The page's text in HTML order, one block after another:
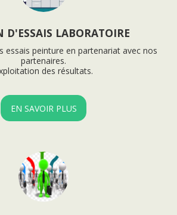
D'ESSAIS LABORATOIRE
essais peinture en partenariat avec nos
partenaires.
des résultats.
EN SAVOIR PLUS